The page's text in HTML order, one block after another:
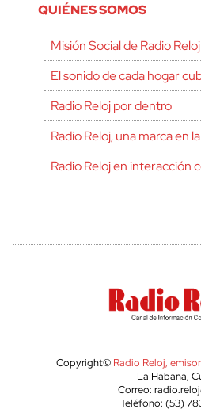
QUIÉNES SOMOS
Misión Social de Radio Reloj
El sonido de cada hogar
Radio Reloj por dentro
Radio Reloj, una marca en
Radio Reloj en interacción
Copyright© Radio Reloj,
La Habana,
Correo:
Teléfono: (53)